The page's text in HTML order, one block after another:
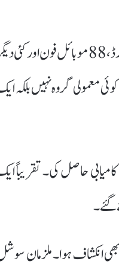
پولیس نے چھاپوں کے دوران 14 لاکھ روپے سے زائد نقد رقم، 359 سم کارڈ، 218 اے ٹی ایم کارڈ، 88 موبائل فون
معمولی گروہ نہیں بلکہ
حاصل کی۔ تقریباً
انکشاف ہوا۔ ملزمان